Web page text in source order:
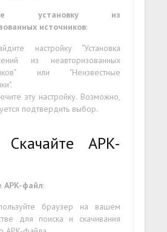
установку из
источников:
настройку "Установка
из неавторизованных
или "Неизвестные
эту настройку. Возможно,
подтвердить выбор.
APK-
APK-файл:
браузер на вашем
для поиска и скачивания